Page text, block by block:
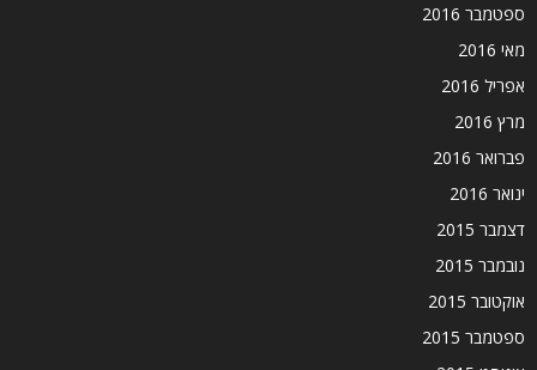
ספטמבר 2016
מאי 2016
אפריל 2016
מרץ 2016
פברואר 2016
ינואר 2016
דצמבר 2015
נובמבר 2015
אוקטובר 2015
ספטמבר 2015